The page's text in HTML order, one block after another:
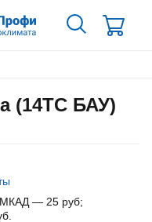
(14ТС БАУ)
МКАД — 25 руб;